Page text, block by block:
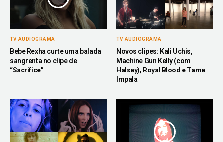
TV AUDIOGRAMA
Bebe Rexha curte uma balada
sangrenta no clipe de
“Sacrifice”
TV AUDIOGRAMA
Novos clipes: Kali Uchis,
Machine Gun Kelly (com
Halsey), Royal Blood e Tame
Impala